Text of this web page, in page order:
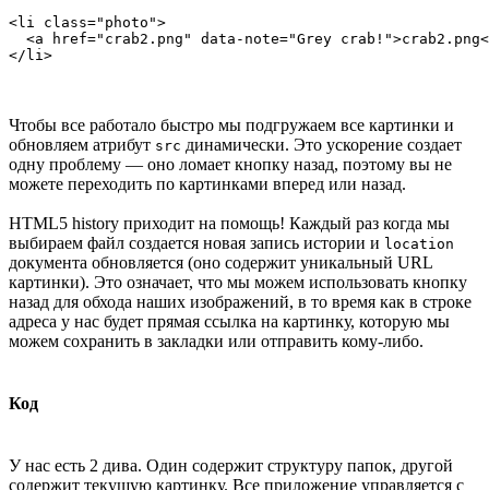
<li class="photo">
<a href="crab2.png" data-note="Grey
</li>
Чтобы все работало быстро мы подгружаем все картинки и
обновляем атрибут src динамически. Это ускорение создает
одну проблему — оно ломает кнопку назад, поэтому вы не
можете переходить по картинками вперед или назад.
HTML5 history приходит на помощь! Каждый раз когда мы
выбираем файл создается новая запись истории и location
документа обновляется (оно содержит уникальный URL
картинки). Это означает, что мы можем использовать кнопку
назад для обхода наших изображений, в то время как в строке
адреса у нас будет прямая ссылка на картинку, которую мы
можем сохранить в закладки или отправить кому-либо.
Код
У нас есть 2 дива. Один содержит структуру папок, другой
содержит текущую картинку. Все приложение управляется с